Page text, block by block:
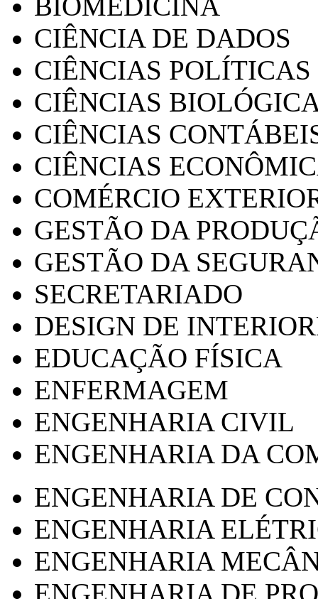
CIÊNCIA DE DADOS
CIÊNCIAS POLÍTICAS
CIÊNCIAS
CIÊNCIAS
CIÊNCIAS
COMÉRCIO
GESTÃO DA
GESTÃO DA
SECRETARIADO
DESIGN DE
EDUCAÇÃO FÍSICA
ENFERMAGEM
ENGENHARIA CIVIL
ENGENHARIA DA
ENGENHARIA DE
ENGENHARIA
ENGENHARIA
ENGENHARIA DE